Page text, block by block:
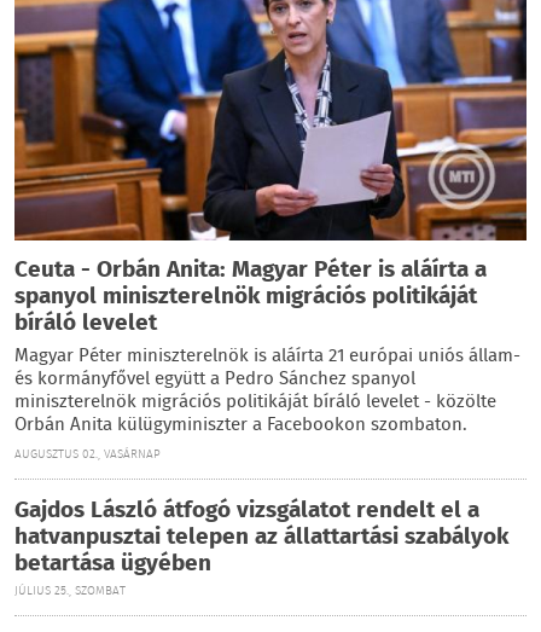
Ceuta - Orbán Anita: Magyar Péter is aláírta a
spanyol miniszterelnök migrációs politikáját
bíráló levelet
Magyar Péter miniszterelnök is aláírta 21 európai uniós állam-
és kormányfővel együtt a Pedro Sánchez spanyol
miniszterelnök migrációs politikáját bíráló levelet - közölte
Orbán Anita külügyminiszter a Facebookon szombaton.
AUGUSZTUS 02., VASÁRNAP
Gajdos László átfogó vizsgálatot rendelt el a
hatvanpusztai telepen az állattartási szabályok
betartása ügyében
JÚLIUS 25., SZOMBAT